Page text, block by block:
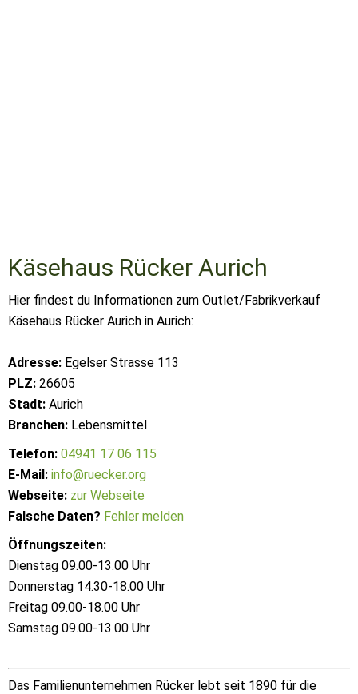
Käsehaus Rücker Aurich
Hier findest du Informationen zum Outlet/Fabrikverkauf
Käsehaus Rücker Aurich in Aurich:
Adresse: Egelser Strasse 113
PLZ: 26605
Stadt: Aurich
Branchen: Lebensmittel
Telefon: 04941 17 06 115
E-Mail: info@ruecker.org
Webseite: zur Webseite
Falsche Daten? Fehler melden
Öffnungszeiten:
Dienstag 09.00-13.00 Uhr
Donnerstag 14.30-18.00 Uhr
Freitag 09.00-18.00 Uhr
Samstag 09.00-13.00 Uhr
Das Familienunternehmen Rücker lebt seit 1890 für die